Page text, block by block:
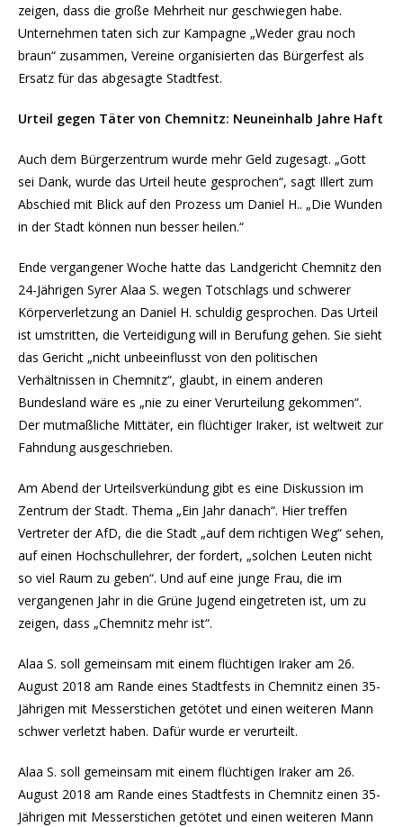
zeigen, dass die große Mehrheit nur geschwiegen habe.
Unternehmen taten sich zur Kampagne „Weder grau noch
braun“ zusammen, Vereine organisierten das Bürgerfest als
Ersatz für das abgesagte Stadtfest.
Urteil gegen Täter von Chemnitz: Neuneinhalb Jahre Haft
Auch dem Bürgerzen­trum wurde mehr Geld zugesagt. „Gott
sei Dank, wurde das Urteil heute gesprochen“, sagt Illert zum
Abschied mit Blick auf den Prozess um Daniel H.. „Die Wunden
in der Stadt können nun besser heilen.“
Ende vergangener Woche hatte das Landgericht Chemnitz den
24-Jährigen Syrer Alaa S. wegen Totschlags und schwerer
Körperverletzung an Daniel H. schuldig gesprochen. Das Urteil
ist umstritten, die Verteidigung will in Berufung gehen. Sie sieht
das Gericht „nicht unbeeinflusst von den politischen
Verhältnissen in Chemnitz“, glaubt, in einem anderen
Bundesland wäre es „nie zu einer Verurteilung gekommen“.
Der mutmaßliche Mittäter, ein flüchtiger Iraker, ist weltweit zur
Fahndung ausgeschrieben.
Am Abend der Urteilsverkündung gibt es eine Diskussion im
Zentrum der Stadt. Thema „Ein Jahr danach“. Hier treffen
Vertreter der AfD, die die Stadt „auf dem richtigen Weg“ sehen,
auf einen Hochschullehrer, der fordert, „solchen Leuten nicht
so viel Raum zu geben“. Und auf eine junge Frau, die im
vergangenen Jahr in die Grüne Jugend eingetreten ist, um zu
zeigen, dass „Chemnitz mehr ist“.
Alaa S. soll gemeinsam mit einem flüchtigen Iraker am 26.
August 2018 am Rande eines Stadtfests in Chemnitz einen 35-
Jährigen mit Messerstichen getötet und einen weiteren Mann
schwer verletzt haben. Dafür wurde er verurteilt.
Alaa S. soll gemeinsam mit einem flüchtigen Iraker am 26.
August 2018 am Rande eines Stadtfests in Chemnitz einen 35-
Jährigen mit Messerstichen getötet und einen weiteren Mann